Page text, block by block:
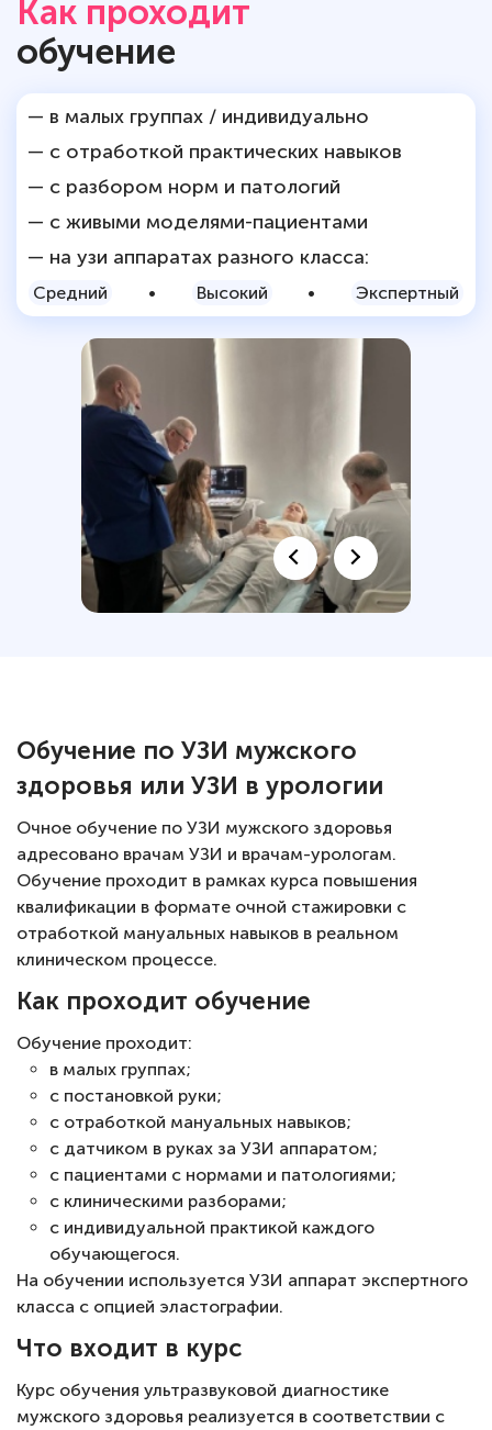
Как проходит
обучение
— в малых группах / индивидуально
— с отработкой практических навыков
— с разбором норм и патологий
— с живыми моделями-пациентами
— на узи аппаратах разного класса:
Средний • Высокий • Экспертный
Обучение по УЗИ мужского
здоровья или УЗИ в урологии
Очное обучение по УЗИ мужского здоровья
адресовано врачам УЗИ и врачам-урологам.
Обучение проходит в рамках курса повышения
квалификации в формате очной стажировки с
отработкой мануальных навыков в реальном
клиническом процессе.
Как проходит обучение
Обучение проходит:
в малых группах;
с постановкой руки;
с отработкой мануальных навыков;
с датчиком в руках за УЗИ аппаратом;
с пациентами с нормами и патологиями;
с клиническими разборами;
с индивидуальной практикой каждого
обучающегося.
На обучении используется УЗИ аппарат экспертного
класса с опцией эластографии.
Что входит в курс
Курс обучения ультразвуковой диагностике
мужского здоровья реализуется в соответствии с